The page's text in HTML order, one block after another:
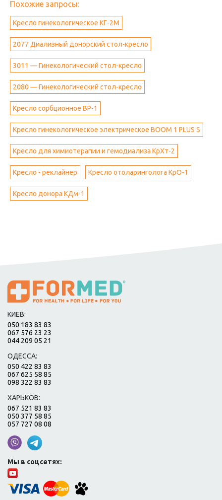
Похожие запросы:
Кресло гинекологическое КГ-2М
2077 Диализный донорский стол-кресло
3011 — Гинекологический стол-кресло
2080 — Гинекологический стол-кресло
Кресло сорбционное ВР-1
Кресло гинекологическое электрическое BOOM 1 PLUS S
Кресло для химиотерапии и гемодиализа КрХт-2
Кресло - реклайнер Кресло отоларинголога КрО-1
Кресло донора КДм-1
КИЕВ:
050 183 83 83
067 576 23 23
044 209 05 21
ОДЕССА:
050 422 83 83
067 625 58 85
098 322 83 83
ХАРЬКОВ:
067 521 83 83
050 377 58 85
057 727 08 08
Мы в соцсетях: